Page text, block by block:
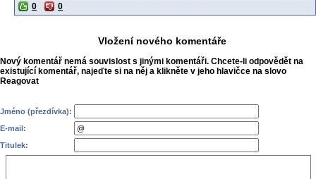
0 0
Vložení nového komentáře
Nový komentář nemá souvislost s jinými komentáři. Chcete-li odpovědět na
existující komentář, najeďte si na něj a klikněte v jeho hlavičce na slovo
Reagovat
Jméno (přezdívka):
E-mail:
Titulek: